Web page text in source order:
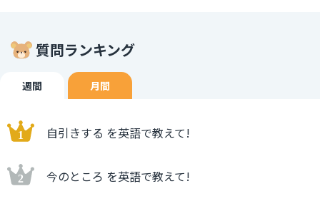
質問ランキング
週間 月間
自引きする を英語で教えて!
今のところ を英語で教えて!